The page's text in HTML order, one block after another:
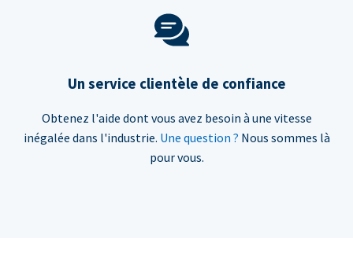
Un service clientèle de confiance
Obtenez l'aide dont vous avez besoin à une vitesse
inégalée dans l'industrie. Une question ? Nous sommes là
pour vous.